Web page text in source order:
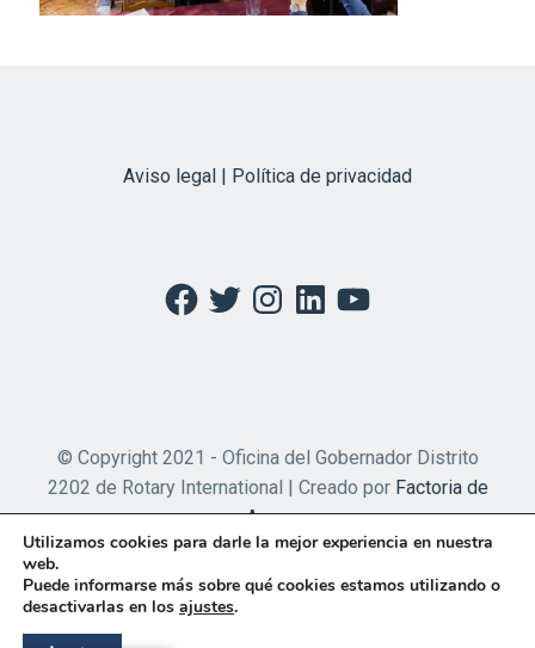
Aviso legal | Política de privacidad
Facebook
TwitterInstagramLinkedInYouTube
© Copyright 2021 - Oficina del Gobernador Distrito
2202 de Rotary International | Creado por Factoria de
Apps
Utilizamos cookies para darle la mejor experiencia en nuestra
web.
Puede informarse más sobre qué cookies estamos utilizando o
desactivarlas en los ajustes.